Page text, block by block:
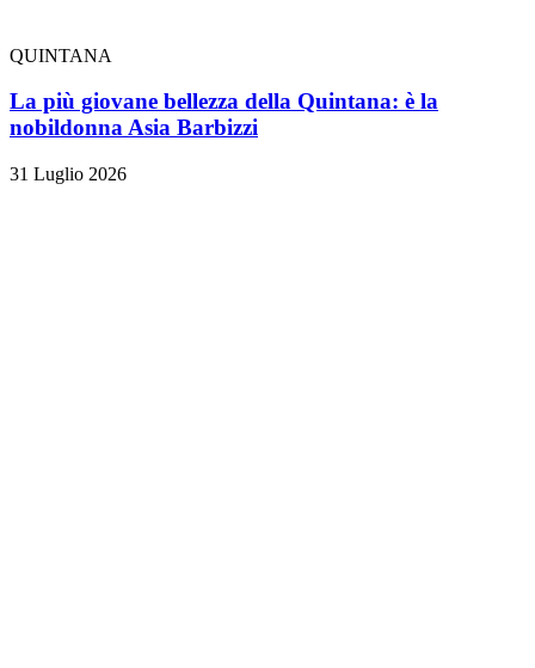
QUINTANA
La più giovane bellezza della Quintana: è la
nobildonna Asia Barbizzi
31 Luglio 2026